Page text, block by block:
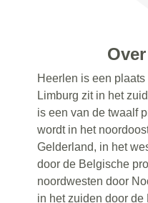
Heerlen is een
Limburg zit in het
is een van de twaalf
wordt in het
Gelderland, in het
door de Belgische
noordwesten door
in het zuiden door